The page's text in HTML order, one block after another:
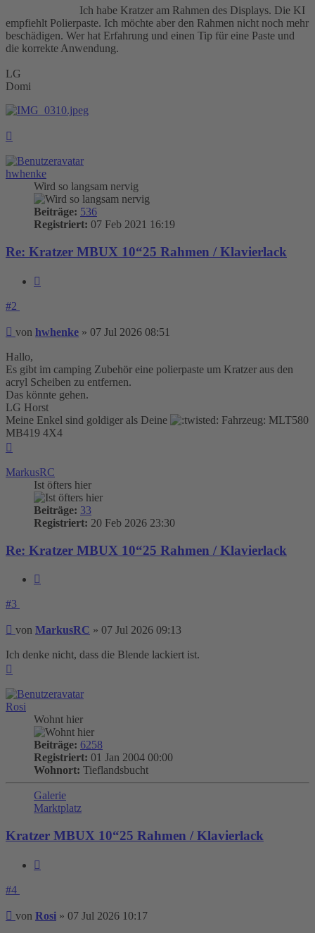
Ich habe Kratzer am Rahmen des Displays. Die KI
empfiehlt Polierpaste. Ich möchte aber den Rahmen nicht noch mehr
beschädigen. Wer hat Erfahrung und einen Tip für eine Paste und
die korrekte Anwendung.
LG
Domi
hwhenke
Wird so langsam nervig
Beiträge: 536
Registriert: 07 Feb 2021 16:19
Re: Kratzer MBUX 10“25 Rahmen / Klavierlack
#2
Beitrag
von hwhenke » 07 Jul 2026 08:51
Hallo,
Es gibt im camping Zubehör eine polierpaste um Kratzer aus den
acryl Scheiben zu entfernen.
Das könnte gehen.
LG Horst
Meine Enkel sind goldiger als Deine
Fahrzeug: MLT580
MB419 4X4
MarkusRC
Ist öfters hier
Beiträge: 33
Registriert: 20 Feb 2026 23:30
Re: Kratzer MBUX 10“25 Rahmen / Klavierlack
#3
Beitrag
von MarkusRC » 07 Jul 2026 09:13
Ich denke nicht, dass die Blende lackiert ist.
Rosi
Wohnt hier
Beiträge: 6258
Registriert: 01 Jan 2004 00:00
Wohnort: Tieflandsbucht
Galerie
Marktplatz
Kratzer MBUX 10“25 Rahmen / Klavierlack
#4
Beitrag
von Rosi » 07 Jul 2026 10:17